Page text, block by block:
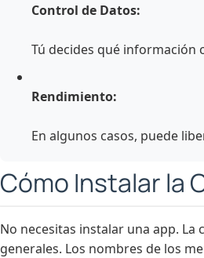
Control de Datos:
Tú decides qué información
Rendimiento:
En algunos casos, puede
Cómo Instalar la
No necesitas instalar una app.
generales. Los nombres de los